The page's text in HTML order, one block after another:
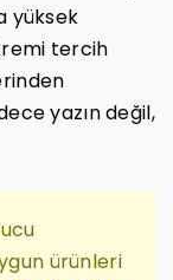
yüksek
tercih
yazın değil,
ürünleri